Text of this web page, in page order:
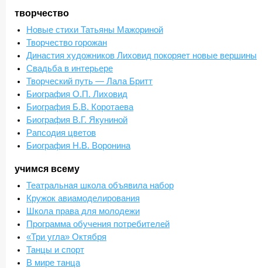
творчество
Новые стихи Татьяны Мажориной
Творчество горожан
Династия художников Лиховид покоряет новые вершины
Свадьба в интерьере
Творческий путь — Лала Бритт
Биография О.П. Лиховид
Биография Б.В. Коротаева
Биография В.Г. Якуниной
Рапсодия цветов
Биография Н.В. Воронина
учимся всему
Театральная школа объявила набор
Кружок авиамоделирования
Школа права для молодежи
Программа обучения потребителей
«Три угла» Октября
Танцы и спорт
В мире танца